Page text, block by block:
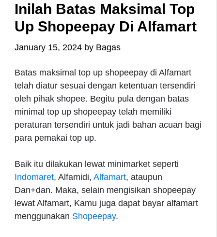
Inilah Batas Maksimal Top
Up Shopeepay Di Alfamart
January 15, 2024 by Bagas
Batas maksimal top up shopeepay di Alfamart
telah diatur sesuai dengan ketentuan tersendiri
oleh pihak shopee. Begitu pula dengan batas
minimal top up shopeepay telah memiliki
peraturan tersendiri untuk jadi bahan acuan bagi
para pemakai top up.
Baik itu dilakukan lewat minimarket seperti
Indomaret, Alfamidi, Alfamart, ataupun
Dan+dan. Maka, selain mengisikan shopeepay
lewat Alfamart, Kamu juga dapat bayar alfamart
menggunakan Shopeepay.